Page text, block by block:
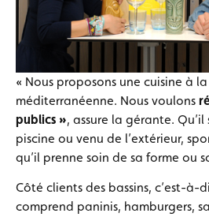
« Nous proposons une cuisine à
méditerranéenne. Nous voulons
publics », assure la gérante.
piscine ou venu de l’extérieur,
qu’il prenne soin de sa forme ou
Côté clients des bassins, c’est-à-
comprend paninis, hamburgers,